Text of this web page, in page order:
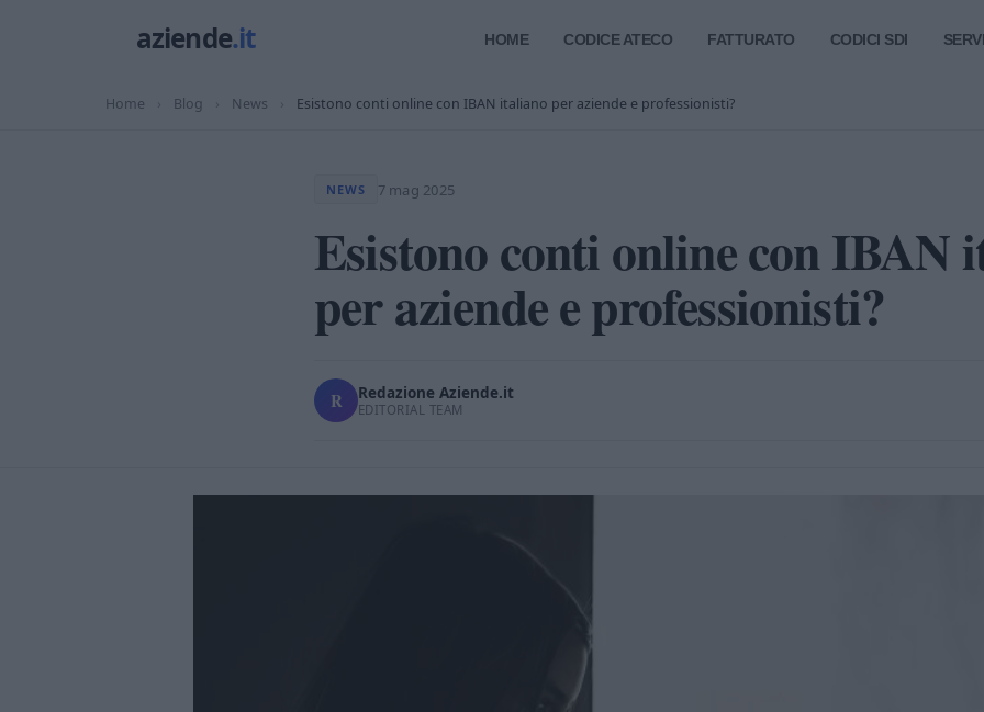
HOME CODICE ATECO FATTURATO CODICI SDI
Home › Blog › News › Esistono conti online con IBAN italiano per aziende e professionisti?
NEWS 7 mag 2025
Esistono conti online con IBAN
per aziende e professionisti?
R Redazione Aziende.it
EDITORIAL TEAM